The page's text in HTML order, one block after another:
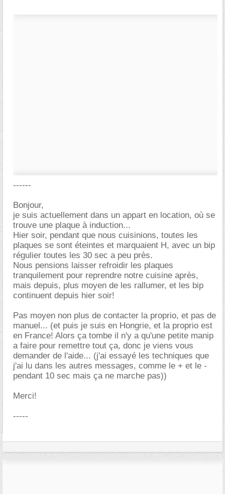
------
Bonjour,
je suis actuellement dans un appart en location, où se
trouve une plaque à induction...
Hier soir, pendant que nous cuisinions, toutes les
plaques se sont éteintes et marquaient H, avec un bip
régulier toutes les 30 sec a peu près.
Nous pensions laisser refroidir les plaques
tranquilement pour reprendre notre cuisine après,
mais depuis, plus moyen de les rallumer, et les bip
continuent depuis hier soir!
Pas moyen non plus de contacter la proprio, et pas de
manuel... (et puis je suis en Hongrie, et la proprio est
en France! Alors ça tombe il n'y a qu'une petite manip
a faire pour remettre tout ça, donc je viens vous
demander de l'aide... (j'ai essayé les techniques que
j'ai lu dans les autres messages, comme le + et le -
pendant 10 sec mais ça ne marche pas))
Merci!
-----